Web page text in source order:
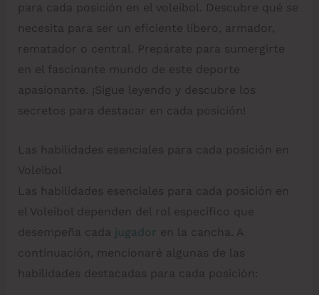
para cada posición en el voleibol. Descubre qué se
necesita para ser un eficiente líbero, armador,
rematador o central. Prepárate para sumergirte
en el fascinante mundo de este deporte
apasionante. ¡Sigue leyendo y descubre los
secretos para destacar en cada posición!
Las habilidades esenciales para cada posición en
Voleibol
Las habilidades esenciales para cada posición en
el Voleibol dependen del rol específico que
desempeña cada jugador en la cancha. A
continuación, mencionaré algunas de las
habilidades destacadas para cada posición: